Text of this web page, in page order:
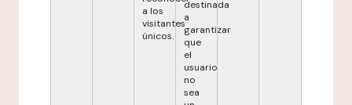
a los
visitantes
únicos.
destinada
a
garantizar
que
el
usuario
no
sea